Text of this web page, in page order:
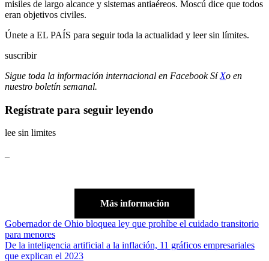
misiles de largo alcance y sistemas antiaéreos. Moscú dice que todos
eran objetivos civiles.
Únete a EL PAÍS para seguir toda la actualidad y leer sin límites.
suscribir
Sigue toda la información internacional en FacebookSíXo en
nuestro boletín semanal.
Regístrate para seguir leyendo
lee sin limites
Más información
Navegación
de
Gobernador de Ohio bloquea ley que prohíbe el cuidado transitorio
para menores
De la inteligencia artificial a la inflación, 11 gráficos empresariales
que explican el 2023